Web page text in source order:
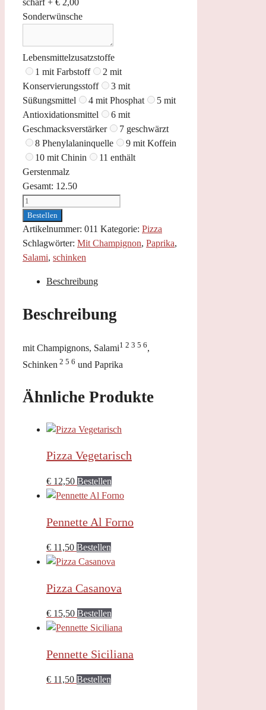
scharf + € 2,00
Sonderwünsche
Lebensmittelzusatzstoffe
1 mit Farbstoff
2 mit
Konservierungsstoff
3 mit
Süßungsmittel
4 mit Phosphat
5 mit
Antioxidationsmittel
6 mit
Geschmacksverstärker
7 geschwärzt
8 Phenylalaninquelle
9 mit Koffein
10 mit Chinin
11 enthält
Gerstenmalz
Gesamt: 12.50
Pizza
Quattro
Stagioni
Menge
Bestellen
Artikelnummer: 011 Kategorie: Pizza
Schlagwörter: Mit Champignon, Paprika,
Salami, schinken
Beschreibung
Beschreibung
mit Champignons, Salami1 2 3 5 6,
Schinken 2 5 6 und Paprika
Ähnliche Produkte
Pizza Vegetarisch
€ 12,50 Bestellen
Pennette Al Forno
€ 11,50 Bestellen
Pizza Casanova
€ 15,50 Bestellen
Pennette Siciliana
€ 11,50 Bestellen